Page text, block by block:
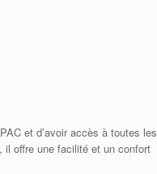
et d’avoir accès à toutes les
offre une facilité et un confort